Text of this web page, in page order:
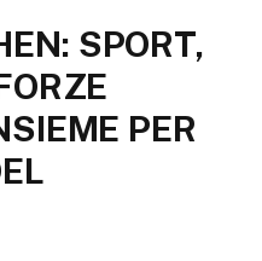
SPORT,
PER